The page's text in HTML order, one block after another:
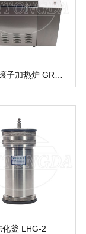
便携式滚子加热炉 GRL-BX3H
化釜 LHG-2